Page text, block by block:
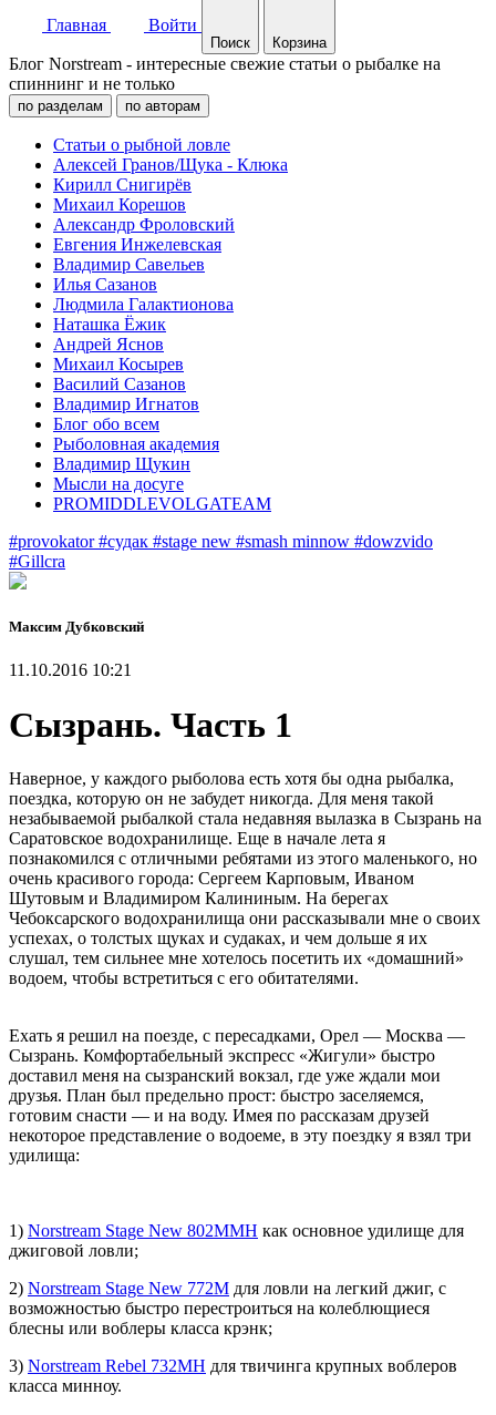
Главная Войти
Поиск Корзина
Блог Norstream - интересные свежие статьи о рыбалке на
спиннинг и не только
по разделам по авторам
Статьи о рыбной ловле
Алексей Гранов/Щука - Клюка
Кирилл Снигирёв
Михаил Корешов
Александр Фроловский
Евгения Инжелевская
Владимир Савельев
Илья Сазанов
Людмила Галактионова
Наташка Ёжик
Андрей Яснов
Михаил Косырев
Василий Сазанов
Владимир Игнатов
Блог обо всем
Рыболовная академия
Владимир Щукин
Мысли на досуге
PROMIDDLEVOLGATEAM
#provokator#судак #stage new #smash minnow #dowzvido
#Gillcra
Максим Дубковский
11.10.2016 10:21
Сызрань. Часть 1
Наверное, у каждого рыболова есть хотя бы одна рыбалка,
поездка, которую он не забудет никогда. Для меня такой
незабываемой рыбалкой стала недавняя вылазка в Сызрань на
Саратовское водохранилище. Еще в начале лета я
познакомился с отличными ребятами из этого маленького, но
очень красивого города: Сергеем Карповым, Иваном
Шутовым и Владимиром Калининым. На берегах
Чебоксарского водохранилища они рассказывали мне о своих
успехах, о толстых щуках и судаках, и чем дольше я их
слушал, тем сильнее мне хотелось посетить их «домашний»
водоем, чтобы встретиться с его обитателями.
Ехать я решил на поезде, с пересадками, Орел — Москва —
Сызрань. Комфортабельный экспресс «Жигули» быстро
доставил меня на сызранский вокзал, где уже ждали мои
друзья. План был предельно прост: быстро заселяемся,
готовим снасти — и на воду. Имея по рассказам друзей
некоторое представление о водоеме, в эту поездку я взял три
удилища:
1) Norstream Stage New 802MMH как основное удилище для
джиговой ловли;
2) Norstream Stage New 772M для ловли на легкий джиг, с
возможностью быстро перестроиться на колеблющиеся
блесны или воблеры класса крэнк;
3) Norstream Rebel 732MH для твичинга крупных воблеров
класса минноу.